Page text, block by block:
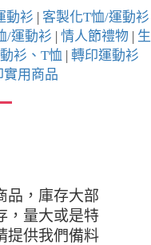
動衫 | 客製化T恤/運動衫
/運動衫 | 情人節禮物 | 生
衫、T恤 | 轉印運動衫
實用商品
品，庫存大部
，量大或是特
提供我們備料